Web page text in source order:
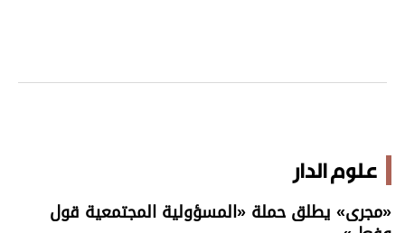
علوم الدار
اقتصادعلوم الدار
«مجرى» يطلق حملة «المسؤولية المجتمعية قول